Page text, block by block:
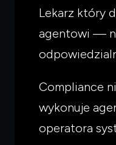
Lekarz który
agentowi —
Compliance
wykonuje
operatora